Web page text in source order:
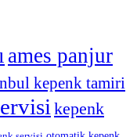
ames panjur
kepenk tamiri
kepenk